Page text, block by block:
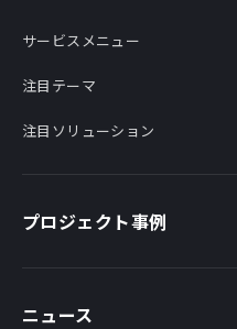
サービスメニュー
注目テーマ
注目ソリューション
プロジェクト事例
ニュース